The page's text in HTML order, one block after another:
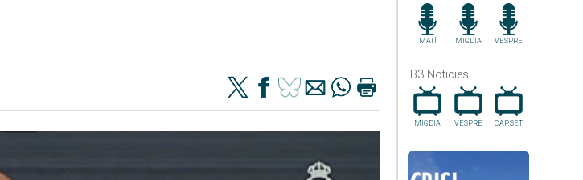
MATÍ MIGDIA VESPRE
IB3 Noticies
MIGDIA VESPRE CAP.SET